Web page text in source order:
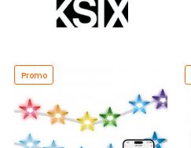
Promo